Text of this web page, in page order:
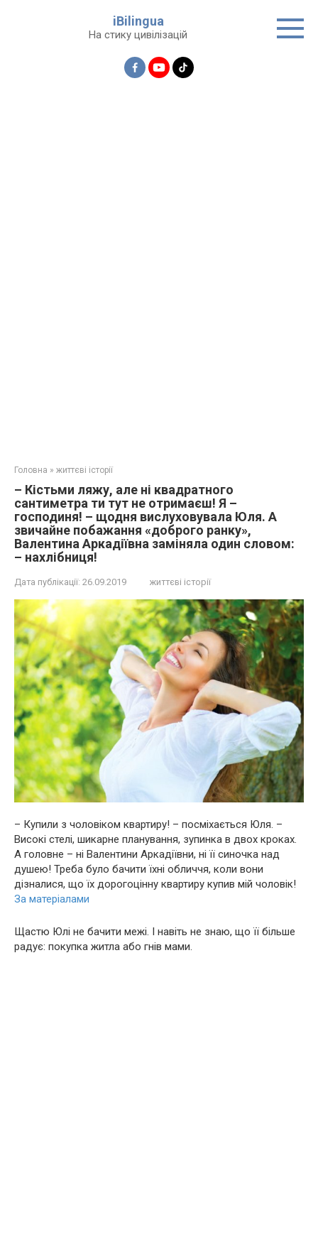
iBilingua
На стику цивілізацій
Головна » життєві історії
– Кіcтьми ляжу, але ні квадратного
сантиметра ти тут не отримаєш! Я –
господиня! – щодня вислуховувала Юля. А
звичайне побажання «доброго ранку»,
Валентина Аркадіївна заміняла один словом:
– нахлібниця!
Дата публікації: 26.09.2019 життєві історії
– Купили з чоловіком квартиру! – посміхається Юля. –
Високі стелі, шикарне планування, зупинка в двох кроках.
А головне – ні Валентини Аркадіївни, ні її синочка над
душею! Треба було бачити їхні обличчя, коли вони
дізналися, що їх дорогоцінну квартиру купив мій чоловік!
За матеріалами
Щастю Юлі не бачити межі. І навіть не знаю, що її більше
радує: покупка житла або гнів мами.